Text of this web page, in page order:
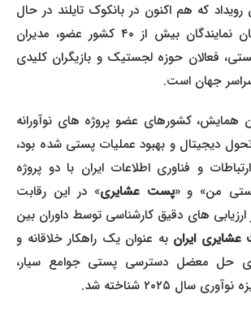
که هم اکنون در بانکوک تایلند در حال
برگزاری است، میزبان نمایندگان بیش از ۴۰ کشور عضو، مدیران
فعالان حوزه لجستیک و بازیگران کلیدی
جهان است.
کشورهای عضو پروژه های نوآورانه
دیجیتال و بهبود عملیات پستی شده بود،
و فناوری اطلاعات ایران با دو پروژه
من» و «پست عشایری» در این رقابت
های دقیق کارشناسی توسط داوران بین
ایرانبه عنوان یک راهکار خلاقانه و
حل معضل دسترسی پستی جوامع سیار،
۲۰۲۵ شناخته شد.